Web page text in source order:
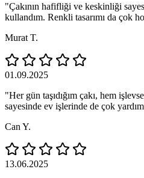
"Çakının hafifliği ve keskinliği
kullandım. Renkli tasarımı da çok
Murat T.
01.09.2025
"Her gün taşıdığım çakı, hem
sayesinde ev işlerinde de çok
Can Y.
13.06.2025